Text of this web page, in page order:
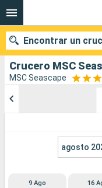
MSC Seascape
agosto
9 Ago 16
Encontrar un